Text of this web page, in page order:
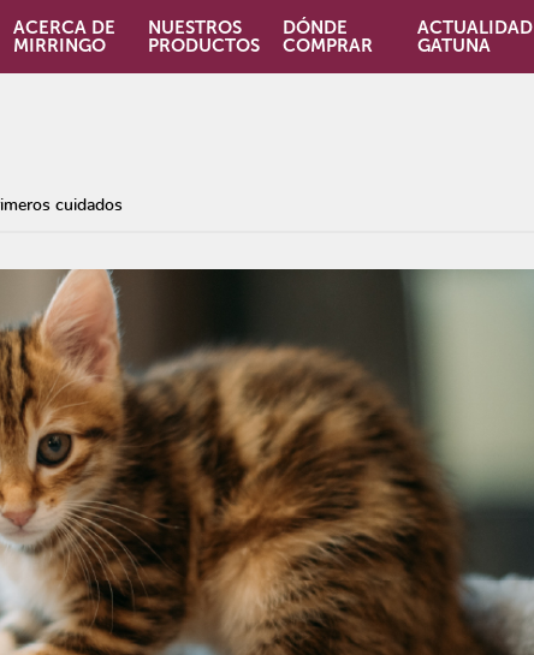
ACERCA DE
MIRRINGO
NUESTROS
PRODUCTOS
DÓNDE
COMPRAR
ACTUALIDAD
GATUNA
cuidados